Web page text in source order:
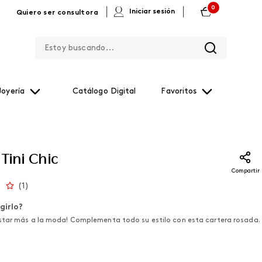
Quiero ser consultora Iniciar sesión
0
Catálogo Digital Favoritos
Chic
Compartir
(1 )
más a la moda! Complementa todo su estilo con esta cartera rosada.